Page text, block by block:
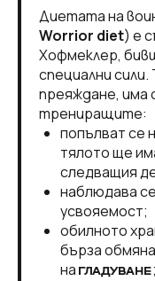
Диетата на
Worrior diet) е
Хофмеклер,
специални
преяждане, има
трениращите:
попълват се
тялото ще
следващия
наблюдава
усвояемост;
обилното
бърза
на
ГЛАДУВАНЕ;